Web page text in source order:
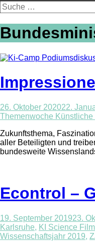
Suche
nach:
26. Oktober 202022.
Themenwoche Künstliche
Zukunftsthema,
aller Beteiligten und
bundesweite
Econtrol –
19. September 201923.
Karlsruhe, KI Science
Wissenschaftsjahr 2019,